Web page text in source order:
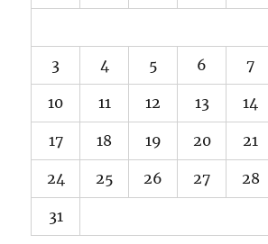
3 4 5 6 7
10 11 12 13 14
17 18 19 20 21
24 25 26 27 28
31